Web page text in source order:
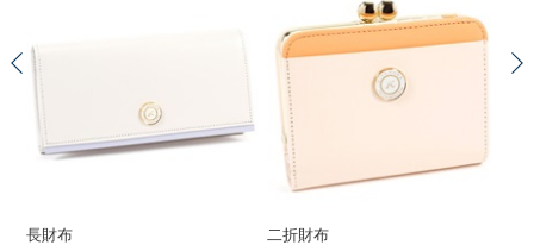
長財布
二折財布